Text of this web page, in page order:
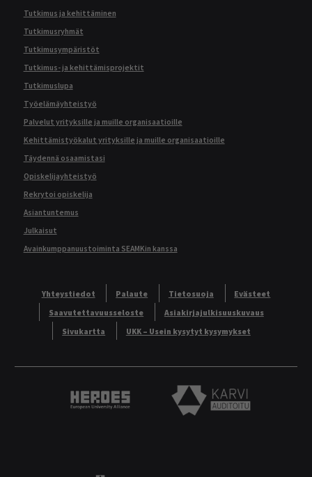
Tutkimus ja kehittäminen
Tutkimusryhmät
Tutkimusympäristöt
Tutkimus- ja kehittämisprojektit
Tutkimuslupa
Työelämäyhteistyö
Palvelut yrityksille ja muille organisaatioille
Kehittämistyökalut yrityksille ja muille organisaatioille
Täydennä osaamistasi
Opiskelijayhteistyö
Rekrytoi opiskelija
Asiantuntemus
Julkaisut
Avainkumppanuustoiminta SEAMKin kanssa
Yhteystiedot Palaute Tietosuoja
Evästeet
Saavutettavuusseloste
Asiakirjajulkisuuskuvaus
Sivukartta
UKK – Usein kysytyt kysymykset
Heroes European University Alliance logo
Karvi Auditoitu logo